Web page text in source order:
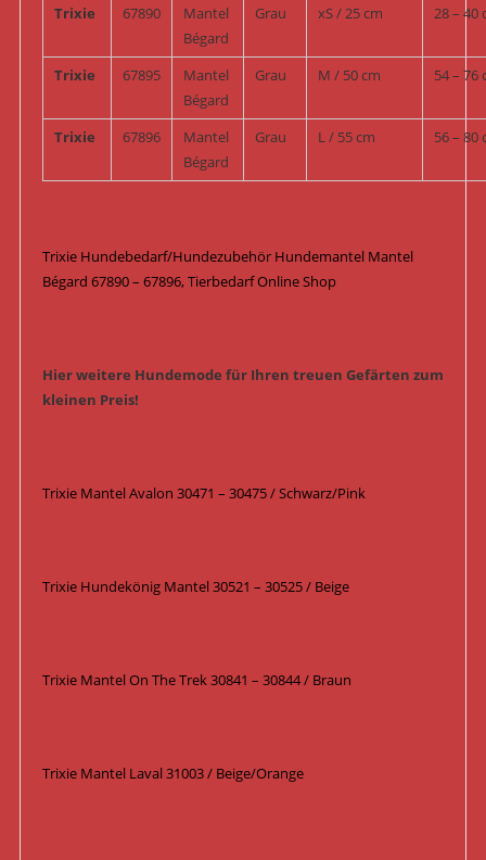
Trixie 67890
Mantel
Bégard
Grau xS / 25 cm 28 – 40
Trixie 67895
Mantel
Bégard
Grau M / 50 cm 54 – 76
Trixie 67896
Mantel
Bégard
Grau L / 55 cm 56 – 80
Trixie Hundebedarf/Hundezubehör Hundemantel Mantel
Bégard 67890 – 67896,Tierbedarf Online Shop
Hier weitere Hundemode für Ihren treuen Gefärten zum
kleinen Preis!
Trixie Mantel Avalon 30471 – 30475 / Schwarz/Pink
Trixie Hundekönig Mantel 30521 – 30525 / Beige
Trixie Mantel On The Trek 30841 – 30844 / Braun
Trixie Mantel Laval 31003 / Beige/Orange